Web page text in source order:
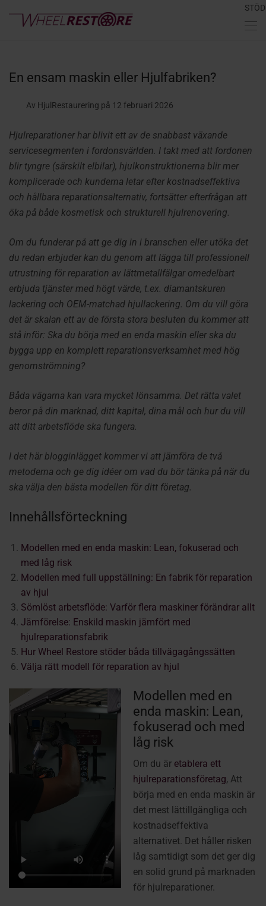
STÖD
En ensam maskin eller Hjulfabriken?
Av HjulRestaurering på 12 februari 2026
Hjulreparationer har blivit ett av de snabbast växande
servicesegmenten i fordonsvärlden. I takt med att fordonen
blir tyngre (särskilt elbilar), hjulkonstruktionerna blir mer
komplicerade och kunderna letar efter kostnadseffektiva
och hållbara reparationsalternativ, fortsätter efterfrågan att
öka på både kosmetisk och strukturell hjulrenovering.
Om du funderar på att ge dig in i branschen eller utöka det
du redan erbjuder kan du genom att lägga till professionell
utrustning för reparation av lättmetallfälgar omedelbart
erbjuda tjänster med högt värde, t.ex. diamantskuren
lackering och OEM-matchad hjullackering. Om du vill göra
det är skalan ett av de första stora besluten du kommer att
stå inför: Ska du börja med en enda maskin eller ska du
bygga upp en komplett reparationsverksamhet med hög
genomströmning?
Båda vägarna kan vara mycket lönsamma. Det rätta valet
beror på din marknad, ditt kapital, dina mål och hur du vill
att ditt arbetsflöde ska fungera.
I det här blogginlägget kommer vi att jämföra de två
metoderna och ge dig idéer om vad du bör tänka på när du
ska välja den bästa modellen för ditt företag.
Innehållsförteckning
Modellen med en enda maskin: Lean, fokuserad och
med låg risk
Modellen med full uppställning: En fabrik för reparation
av hjul
Sömlöst arbetsflöde: Varför flera maskiner förändrar allt
Jämförelse: Enskild maskin jämfört med
hjulreparationsfabrik
Hur Wheel Restore stöder båda tillvägagångssätten
Välja rätt modell för reparation av hjul
Modellen med en
enda maskin: Lean,
fokuserad och med
låg risk
Om du är etablera ett
hjulreparationsföretag, Att
börja med en enda maskin är
det mest lättillgängliga och
kostnadseffektiva
alternativet. Det håller risken
låg samtidigt som det ger dig
en solid grund på marknaden
för hjulreparationer.